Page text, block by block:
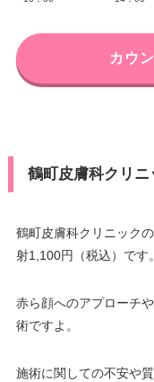
カウ
鶴町皮膚科クリニ
鶴町皮膚科クリニック
射1,100円（税込）です。
赤ら顔へのアプローチ
術ですよ。
施術に関しての不安や